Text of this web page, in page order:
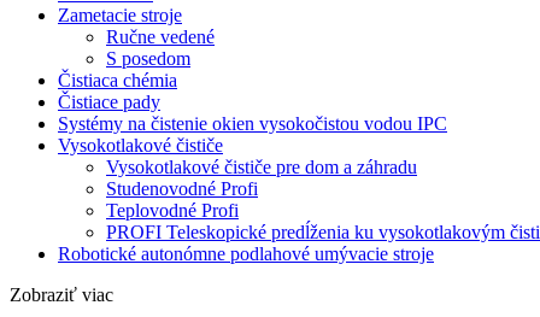
Zametacie stroje
Ručne vedené
S posedom
Čistiaca chémia
Čistiace pady
Systémy na čistenie okien vysokočistou vodou IPC
Vysokotlakové čističe
Vysokotlakové čističe pre dom a záhradu
Studenovodné Profi
Teplovodné Profi
PROFI Teleskopické predĺženia ku vysokotlakovým
Robotické autonómne podlahové umývacie stroje
Zobraziť viac